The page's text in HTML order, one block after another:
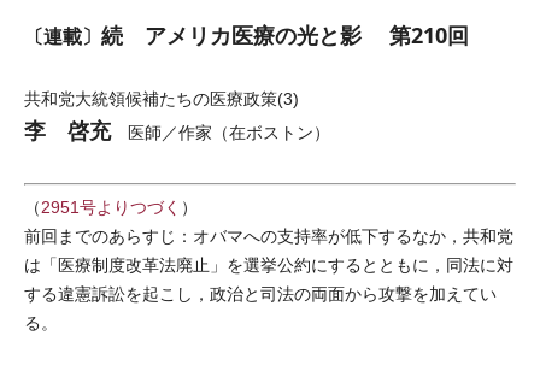
〔連載〕 続 アメリカ医療の光と影 第210回
共和党大統領候補たちの医療政策(3)
李 啓充医師／作家（在ボストン）
（2951号よりつづく ）
前回までのあらすじ：オバマへの支持率が低下するなか，共和党
は「医療制度改革法廃止」を選挙公約にするとともに，同法に対
する違憲訴訟を起こし，政治と司法の両面から攻撃を加えてい
る。